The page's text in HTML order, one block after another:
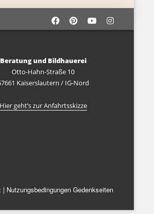
Beratung und Bildhauerei
Otto-Hahn-Straße 10
Kaiserslautern / IG-Nord
Hier geht’s zur Anfahrtsskizze
| Nutzungsbedingungen Gedenkseiten